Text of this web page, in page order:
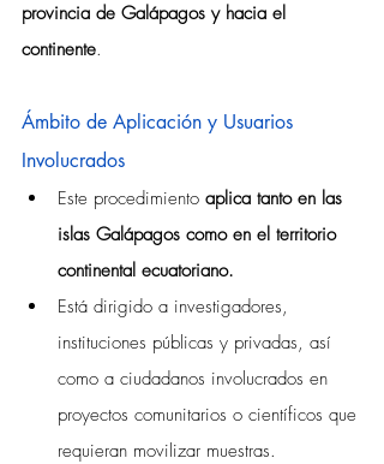
provincia de Galápagos y hacia el
continente.
Ámbito de Aplicación y Usuarios
Involucrados
Este procedimiento aplica tanto en las
islas Galápagos como en el territorio
continental ecuatoriano.
Está dirigido a investigadores,
instituciones públicas y privadas, así
como a ciudadanos involucrados en
proyectos comunitarios o científicos que
requieran movilizar muestras.